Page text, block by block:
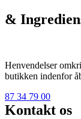
&
Henvendelser
butikken indenfor
87 34 79 00
Kontakt os